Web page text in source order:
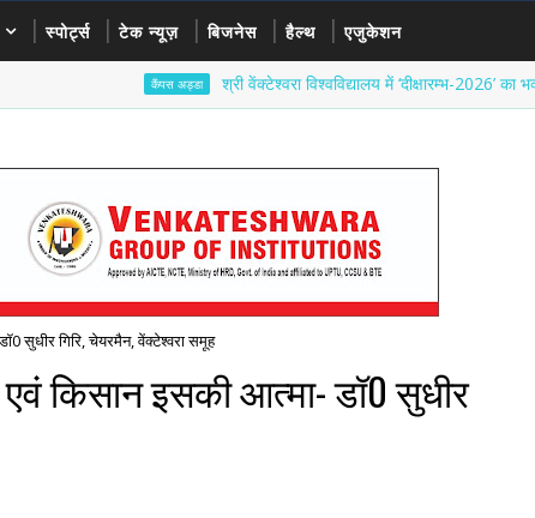
स्पोर्ट्स टेक न्यूज़ बिजनेस हैल्थ एजुकेशन
श्री वेंक्टेश्वरा विश्वविद्यालय में ‘दीक्षारम्भ-2026’ का भव्य शुभारंभ
सुधीर गिरि, चेयरमैन, वेंक्टेश्वरा समूह
एवं किसान इसकी आत्मा- डॉ0 सुधीर